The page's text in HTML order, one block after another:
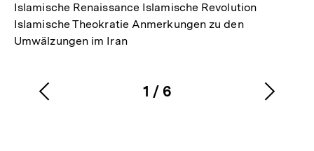
Islamische Renaissance Islamische Revolution
Islamische Theokratie Anmerkungen zu den
Umwälzungen im Iran
Karussellinhalt
1
von
/ 6
Vorherigen